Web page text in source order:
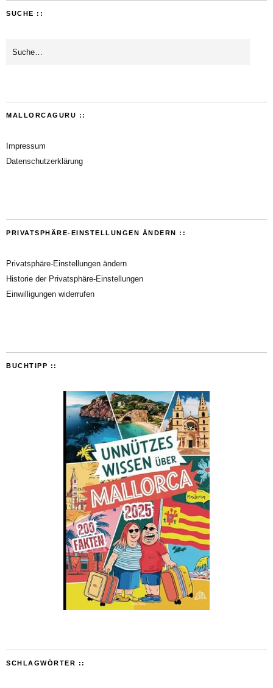
SUCHE ::
MALLORCAGURU ::
Impressum
Datenschutzerklärung
PRIVATSPHÄRE-EINSTELLUNGEN ÄNDERN ::
Privatsphäre-Einstellungen ändern
Historie der Privatsphäre-Einstellungen
Einwilligungen widerrufen
BUCHTIPP ::
SCHLAGWÖRTER ::